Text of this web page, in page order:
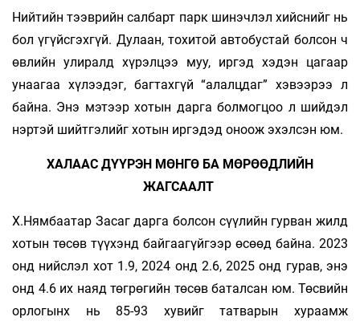
Нийтийн тээврийн салбарт парк шинэчлэл хийснийг нь
бол үгүйсгэхгүй. Дулаан, тохитой автобустай болсон ч
өвлийн улиралд хүрэлцээ муу, иргэд хэдэн цагаар
унаагаа хүлээдэг, багтахгүй “алалцдаг” хэвээрээ л
байна. Энэ мэтээр хотын дарга болмогцоо л шийдэл
нэртэй шийтгэлийг хотын иргэдэд оноож эхэлсэн юм.
ХАЛААС ДҮҮРЭН МӨНГӨ БА МӨРӨӨДЛИЙН
ЖАГСААЛТ
Х.Нямбаатар Засаг дарга болсон сүүлийн гурван жилд
хотын төсөв түүхэнд байгаагүйгээр өсөөд байна. 2023
онд нийслэл хот 1.9, 2024 онд 2.6, 2025 онд гурав, энэ
онд 4.6 их наяд төгрөгийн төсөв баталсан юм. Төсвийн
орлогынх нь 85-93 хувийг татварын хураамж